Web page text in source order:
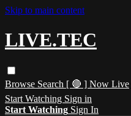
Skip to main content
LIVE.TEC
Browse Search [ 🔴 ] Now Live
Start Watching Sign in
Start Watching Sign In